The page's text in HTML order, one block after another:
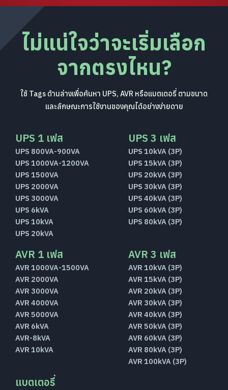
ไม่แน่ใจว่าจะเริ่มเลือก
จากตรงไหน?
ใช้ Tags ด้านล่างเพื่อค้นหา UPS, AVR หรือแบตเตอรี่ ตามขนาด
และลักษณะการใช้งานของคุณได้อย่างง่ายดาย
UPS 1 เฟส
UPS 800VA-900VA
UPS 1000VA-1200VA
UPS 1500VA
UPS 2000VA
UPS 3000VA
UPS 6kVA
UPS 10kVA
UPS 20kVA
UPS 3 เฟส
UPS 10kVA (3P)
UPS 15kVA (3P)
UPS 20kVA (3P)
UPS 30kVA (3P)
UPS 40kVA (3P)
UPS 60kVA (3P)
UPS 80kVA (3P)
AVR 1 เฟส
AVR 1000VA-1500VA
AVR 2000VA
AVR 3000VA
AVR 4000VA
AVR 5000VA
AVR 6kVA
AVR-8kVA
AVR 10kVA
AVR 3 เฟส
AVR 10kVA (3P)
AVR 15kVA (3P)
AVR 20kVA (3P)
AVR 30kVA (3P)
AVR 40kVA (3P)
AVR 50kVA (3P)
AVR 60kVA (3P)
AVR 80kVA (3P)
AVR 100kVA (3P)
แบตเตอรี่